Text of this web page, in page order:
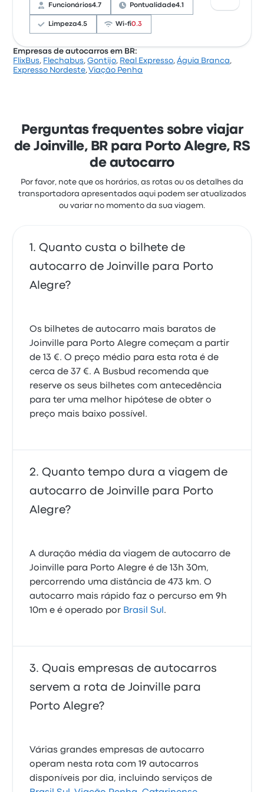
queixaram-se frequentemente de o wifi. Os preços
de bilhetes de Expresso Nordeste para esta viagem
começam em 44 €
Funcionários4.7 Pontualidade4.1
Limpeza4.5 Wi-fi0.3
Com base em 104 avaliações, a empresa foi
Santo Anjo para esta viagem começam em 24 €
Empresas de autocarros em BR:
FlixBus, Flechabus,Gontijo, Real Expresso,Águia Branca,
Expresso Nordeste,Viação Penha
Perguntas frequentes sobre viajar
de Joinville, BR para Porto Alegre, RS
de autocarro
Por favor, note que os horários, as rotas ou os detalhes da
transportadora apresentados aqui podem ser atualizados
ou variar no momento da sua viagem.
Quanto custa o bilhete de
autocarro de Joinville para Porto
Alegre?
Os bilhetes de autocarro mais baratos de
Joinville para Porto Alegre começam a partir
de 13 €. O preço médio para esta rota é de
cerca de 37 €. A Busbud recomenda que
reserve os seus bilhetes com antecedência
para ter uma melhor hipótese de obter o
preço mais baixo possível.
Quanto tempo dura a viagem de
autocarro de Joinville para Porto
Alegre?
A duração média da viagem de autocarro de
Joinville para Porto Alegre é de 13h 30m,
percorrendo uma distância de 473 km. O
autocarro mais rápido faz o percurso em 9h
10m e é operado por Brasil Sul .
Quais empresas de autocarros
servem a rota de Joinville para
Porto Alegre?
Várias grandes empresas de autocarro
operam nesta rota com 19 autocarros
disponíveis por dia, incluindo serviços de